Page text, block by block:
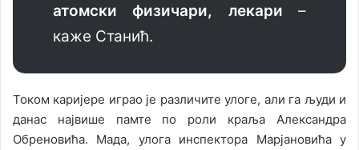
атомски физичари, лекари –
каже Станић.
Током каријере играо је различите улоге, али га људи и
данас највише памте по роли краља Александра
Обреновића. Мада, улога инспектора Марјановића у